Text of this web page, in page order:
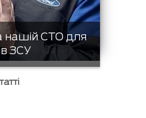
нашій СТО для
ЗСУ